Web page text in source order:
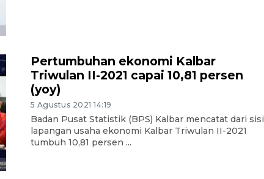
Pertumbuhan ekonomi Kalbar
Triwulan II-2021 capai 10,81 persen
(yoy)
5 Agustus 2021 14:19
Badan Pusat Statistik (BPS) Kalbar mencatat dari sisi
lapangan usaha ekonomi Kalbar Triwulan II-2021
tumbuh 10,81 persen ...
Optimalkan aset negara,
Bulog luncurkan kawasan
bisnis di Pontianak
22 Juli 2026 17:09